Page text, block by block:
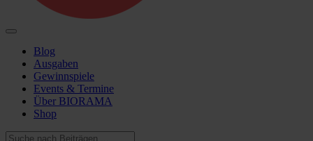
Blog
Ausgaben
Gewinnspiele
Events & Termine
Über BIORAMA
Shop